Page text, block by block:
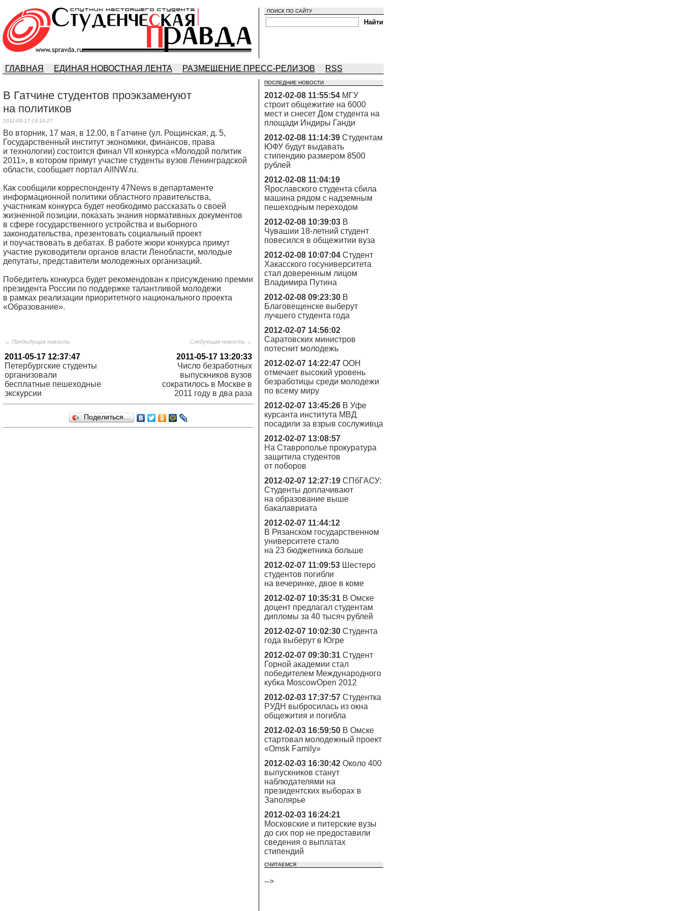
ПОИСК ПО САЙТУ
ГЛАВНАЯ ЕДИНАЯ НОВОСТНАЯ ЛЕНТА РАЗМЕЩЕНИЕ ПРЕСС-РЕЛИЗОВ RSS
В Гатчине студентов проэкзаменуют
на политиков
2011-05-17 13:10:27
Во вторник, 17 мая, в 12.00, в Гатчине (ул. Рощинская, д. 5,
Государственный институт экономики, финансов, права
и технологии) состоится финал VII конкурса «Молодой политик
2011», в котором примут участие студенты вузов Ленинградской
области, сообщает портал AllNW.ru.
Как сообщили корреспонденту 47News в департаменте
информационной политики областного правительства,
участникам конкурса будет необходимо рассказать о своей
жизненной позиции, показать знания нормативных документов
в сфере государственного устройства и выборного
законодательства, презентовать социальный проект
и поучаствовать в дебатах. В работе жюри конкурса примут
участие руководители органов власти Ленобласти, молодые
депутаты, представители молодежных организаций.
Победитель конкурса будет рекомендован к присуждению премии
президента России по поддержке талантливой молодежи
в рамках реализации приоритетного национального проекта
«Образование».
← Предыдущая новость
2011-05-17 12:37:47
Петербургские студенты
организовали
бесплатные пешеходные
экскурсии
Следующая новость →
2011-05-17 13:20:33
Число безработных
выпускников вузов
сократилось в Москве в
2011 году в два раза
Поделиться…
ПОСЛЕДНИЕ НОВОСТИ
2012-02-08 11:55:54 МГУ
строит общежитие на 6000
мест и снесет Дом студента на
площади Индиры Ганди
2012-02-08 11:14:39 Студентам
ЮФУ будут выдавать
стипендию размером 8500
рублей
2012-02-08 11:04:19
Ярославского студента сбила
машина рядом с надземным
пешеходным переходом
2012-02-08 10:39:03 В
Чувашии 18-летний студент
повесился в общежитии вуза
2012-02-08 10:07:04 Студент
Хакасского госуниверситета
стал доверенным лицом
Владимира Путина
2012-02-08 09:23:30 В
Благовещенске выберут
лучшего студента года
2012-02-07 14:56:02
Саратовских министров
потеснит молодежь
2012-02-07 14:22:47 ООН
отмечает высокий уровень
безработицы среди молодежи
по всему миру
2012-02-07 13:45:26 В Уфе
курсанта института МВД
посадили за взрыв сослуживца
2012-02-07 13:08:57
На Ставрополье прокуратура
защитила студентов
от поборов
2012-02-07 12:27:19 СПбГАСУ:
Студенты доплачивают
на образование выше
бакалавриата
2012-02-07 11:44:12
В Рязанском государственном
университете стало
на 23 бюджетника больше
2012-02-07 11:09:53 Шестеро
студентов погибли
на вечеринке, двое в коме
2012-02-07 10:35:31 В Омске
доцент предлагал студентам
дипломы за 40 тысяч рублей
2012-02-07 10:02:30 Студента
года выберут в Югре
2012-02-07 09:30:31 Студент
Горной академии стал
победителем Международного
кубка MoscowOpen 2012
2012-02-03 17:37:57 Студентка
РУДН выбросилась из окна
общежития и погибла
2012-02-03 16:59:50 В Омске
стартовал молодежный проект
«Omsk Family»
2012-02-03 16:30:42 Около 400
выпускников станут
наблюдателями на
президентских выборах в
Заполярье
2012-02-03 16:24:21
Московские и питерские вузы
до сих пор не предоставили
сведения о выплатах
стипендий
СЧИТАЕМСЯ
-->